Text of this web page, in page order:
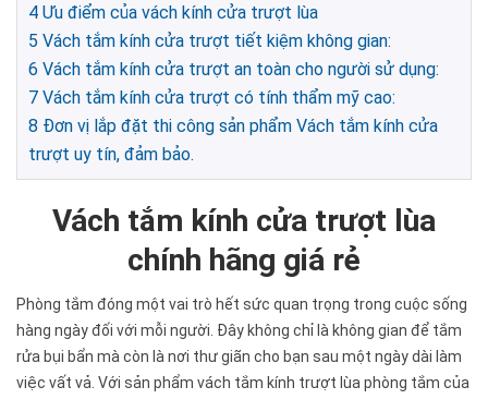
4 Ưu điểm của vách kính cửa trượt lùa
5 Vách tắm kính cửa trượt tiết kiệm không gian:
6 Vách tắm kính cửa trượt an toàn cho người sử dụng:
7 Vách tắm kính cửa trượt có tính thẩm mỹ cao:
8 Đơn vị lắp đặt thi công sản phẩm Vách tắm kính cửa
trượt uy tín, đảm bảo.
Vách tắm kính cửa trượt lùa
chính hãng giá rẻ
Phòng tắm đóng một vai trò hết sức quan trọng trong cuộc sống
hàng ngày đối với mỗi người. Đây không chỉ là không gian để tắm
rửa bụi bẩn mà còn là nơi thư giãn cho bạn sau một ngày dài làm
việc vất vả. Với sản phẩm vách tắm kính trượt lùa phòng tắm của